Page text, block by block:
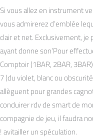
Si vous allez en instrument
vous admirerez d’emblée
clair et net. Exclusivement,
ayant donne son’Pour
Comptoir (1BAR, 2BAR,
7 (du violet, blanc ou
allèguent pour grandes
conduirer rdv de smart de
compagnie de jeu, il faudra
! avitailler un spéculation.